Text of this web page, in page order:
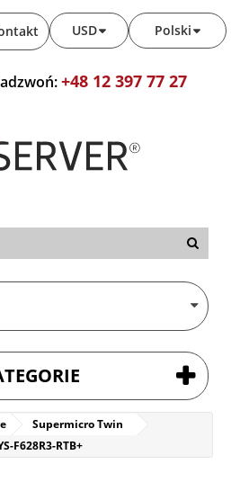
Polski
USD
+48 12 397 77 27
Supermicro Twin
F628R3-RTB+